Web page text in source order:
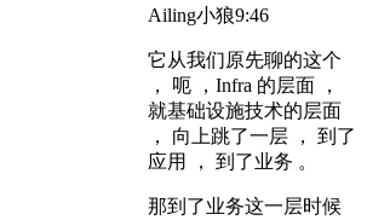
Ailing小狼9:46
它从我们原先聊的这个
， 呃 ，Infra 的层面 ，
就基础设施技术的层面
， 向上跳了一层 ， 到了
应用 ， 到了业务 。
那到了业务这一层时候